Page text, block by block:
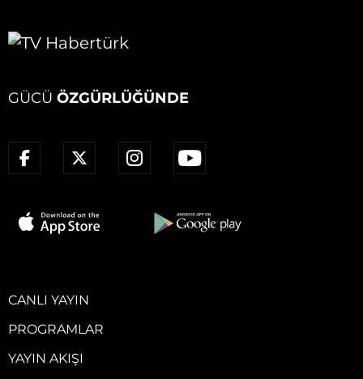
GÜCÜ ÖZGÜRLÜĞÜNDE
CANLI YAYIN
PROGRAMLAR
YAYIN AKIŞI